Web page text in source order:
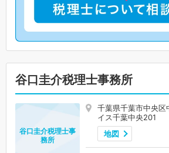
谷口圭介税理士事務所
千葉県千葉市中央
イス千葉中央201
地図
谷口圭介税理士事
務所